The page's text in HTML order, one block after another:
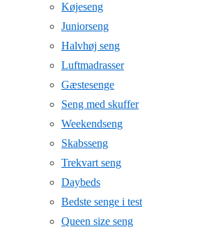
Køjeseng
Juniorseng
Halvhøj seng
Luftmadrasser
Gæstesenge
Seng med skuffer
Weekendseng
Skabsseng
Trekvart seng
Daybeds
Bedste senge i test
Queen size seng